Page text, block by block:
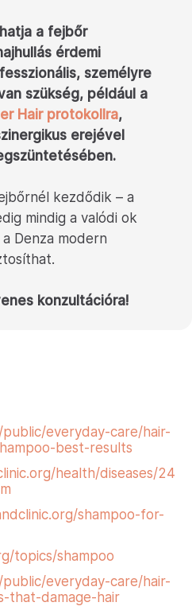
a fejbőr
érdemi
személyre
szükség, például a
Hair protokollra,
erejével
kezdődik – a
mindig a valódi ok
Denza modern
konzultációra!
everyday-care/hair-
best-results
health/diseases/24
shampoo-for-
topics/shampoo
everyday-care/hair-
that-damage-hair